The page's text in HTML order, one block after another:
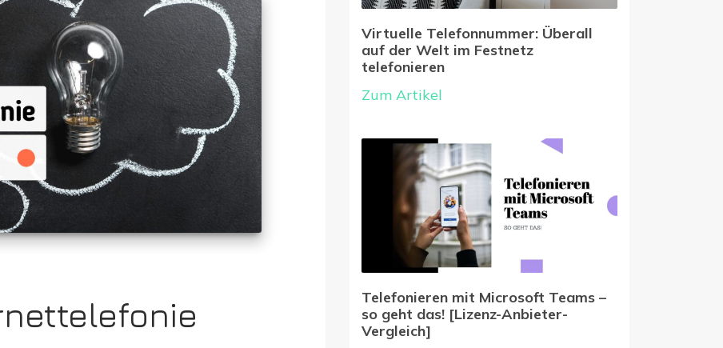
Virtuelle Telefonnummer: Überall
auf der Welt im Festnetz
telefonieren
Zum Artikel
Telefonieren mit Microsoft Teams –
so geht das! [Lizenz-Anbieter-
Vergleich]